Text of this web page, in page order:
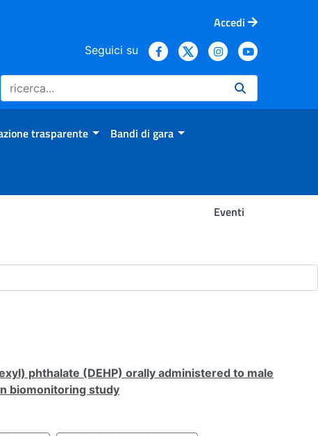
Accedi
Seguici su
trasparente Bandi di gara
Eventi
phthalate (DEHP) orally administered to male
biomonitoring study